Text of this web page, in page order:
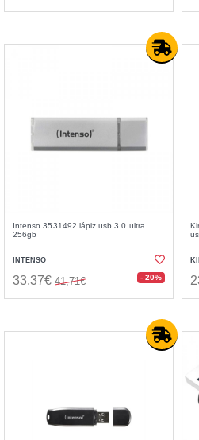
Intenso 3531492 lápiz usb 3.0 ultra
256gb
INTENSO
33,37€ 41,71€ - 20%